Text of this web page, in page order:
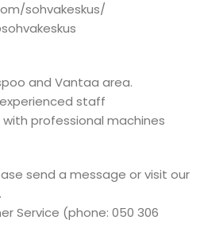
sohvakeskus/
and Vantaa area.
staff
professional machines
send a message or visit our
Service (phone: 050 306